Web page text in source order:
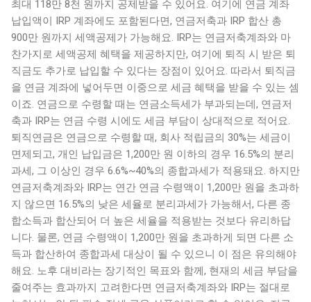
최대 118만 8천 원까지 공제받을 수 있어요. 여기에 연금 계좌
납입액이 IRP 계좌에도 포함된다면, 연금저축과 IRP 합산 총
900만 원까지 세액공제가 가능해요. IRP는 연금저축계좌와 마
찬가지로 세액공제 혜택을 제공하지만, 여기에 퇴직 시 받은 퇴
직금도 추가로 납입할 수 있다는 장점이 있어요. 따라서 퇴직금
을 연금 계좌에 넣어두면 이중으로 세금 혜택을 받을 수 있는 셈
이죠. 연금으로 수령할 때는 연금소득세가 부과되는데, 연금저
축과 IRP는 연금 수령 시에도 세금 부담이 상대적으로 적어요.
퇴직연금은 연금으로 수령할 때, 회사 적립금의 30%는 세금이
면제되고, 개인 납입금은 1,200만 원 이하의 경우 16.5%의 분리
과세, 그 이상인 경우 6.6%~40%의 종합과세가 적용돼요. 하지만
연금저축계좌와 IRP는 연간 연금 수령액이 1,200만 원을 초과하
지 않으면 16.5%의 낮은 세율로 분리과세가 가능해서, 다른 종
합소득과 합산되어 더 높은 세율을 적용받는 것보다 유리하답
니다. 물론, 연금 수령액이 1,200만 원을 초과하게 되면 다른 소
득과 합산하여 종합과세 대상이 될 수 있으니 이 점은 유의해야
해요. 노후 대비라는 장기적인 목표와 함께, 현재의 세금 부담을
줄여주는 효과까지 고려한다면 연금저축계좌와 IRP는 절대로